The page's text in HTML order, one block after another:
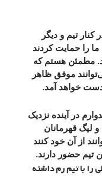
تیم و دیگر
ما را حمایت کردند
مطمئن هستم که
موفق ظاهر
دست خواهد آمد.
در آینده نزدیک
و لیگ قهرمانان
از آن خود کنند
تیم حضور دارند.
را با تیم رم داشته